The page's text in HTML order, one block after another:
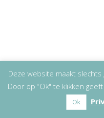
Deze website maakt
Door op "Ok" te klikken
Ok